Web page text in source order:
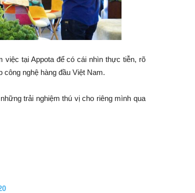
việc tại Appota để có cái nhìn thực tiễn, rõ
nghệ hàng đầu Việt Nam.
trải nghiệm thú vị cho riêng mình qua